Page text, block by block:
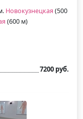
Новокузнецкая (500
(600 м)
7200 руб.